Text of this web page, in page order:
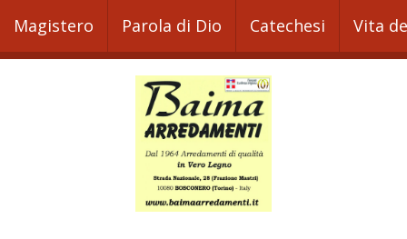
Magistero Parola di Dio Catechesi Vita